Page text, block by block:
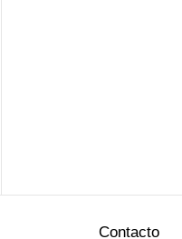
Contacto